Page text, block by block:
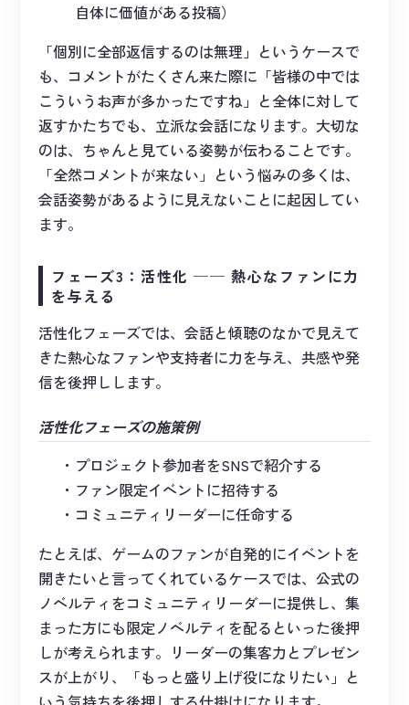
自体に価値がある投稿）
「個別に全部返信するのは無理」というケースで
も、コメントがたくさん来た際に「皆様の中では
こういうお声が多かったですね」と全体に対して
返すかたちでも、立派な会話になります。大切な
のは、ちゃんと見ている姿勢が伝わることです。
「全然コメントが来ない」という悩みの多くは、
会話姿勢があるように見えないことに起因してい
ます。
フェーズ3：活性化 ── 熱心なファンに力
を与える
活性化フェーズでは、会話と傾聴のなかで見えて
きた熱心なファンや支持者に力を与え、共感や発
信を後押しします。
活性化フェーズの施策例
プロジェクト参加者をSNSで紹介する
ファン限定イベントに招待する
コミュニティリーダーに任命する
たとえば、ゲームのファンが自発的にイベントを
開きたいと言ってくれているケースでは、公式の
ノベルティをコミュニティリーダーに提供し、集
まった方にも限定ノベルティを配るといった後押
しが考えられます。リーダーの集客力とプレゼン
スが上がり、「もっと盛り上げ役になりたい」と